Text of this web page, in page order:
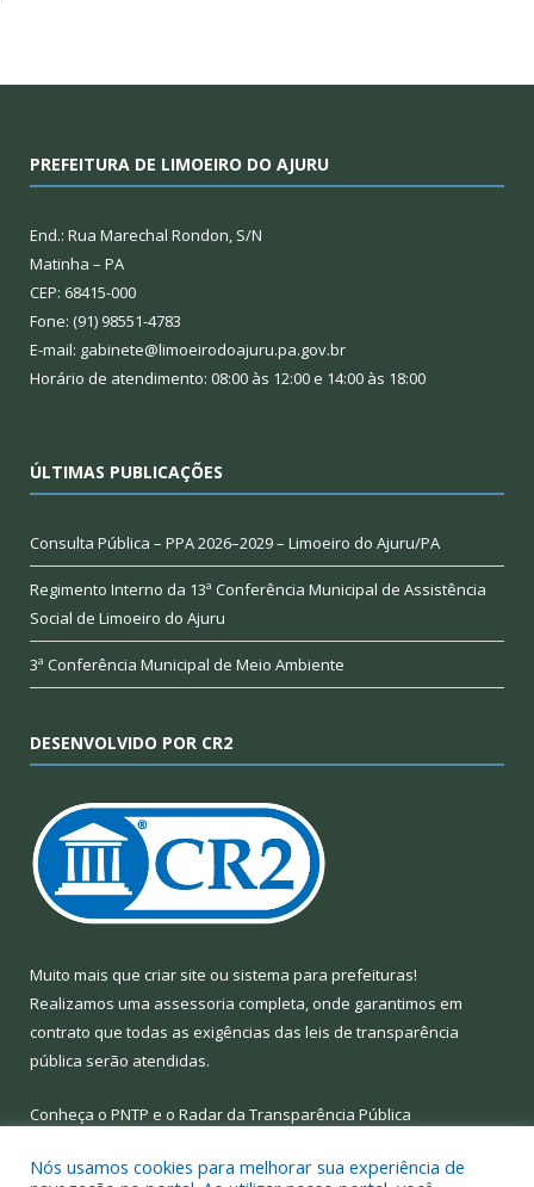
PREFEITURA DE LIMOEIRO DO AJURU
End.: Rua Marechal Rondon, S/N
Matinha – PA
CEP: 68415-000
Fone: (91) 98551-4783
E-mail: gabinete@limoeirodoajuru.pa.gov.br
Horário de atendimento: 08:00 às 12:00 e 14:00 às 18:00
ÚLTIMAS PUBLICAÇÕES
Consulta Pública – PPA 2026–2029 – Limoeiro do Ajuru/PA
Regimento Interno da 13ª Conferência Municipal de Assistência
Social de Limoeiro do Ajuru
3ª Conferência Municipal de Meio Ambiente
DESENVOLVIDO POR CR2
Muito mais que criar site ou sistema para prefeituras!
Realizamos uma assessoria completa, onde garantimos em
contrato que todas as exigências das leis de transparência
pública serão atendidas.
Conheça o PNTP e o Radar da Transparência Pública
Nós usamos cookies para melhorar sua experiência de